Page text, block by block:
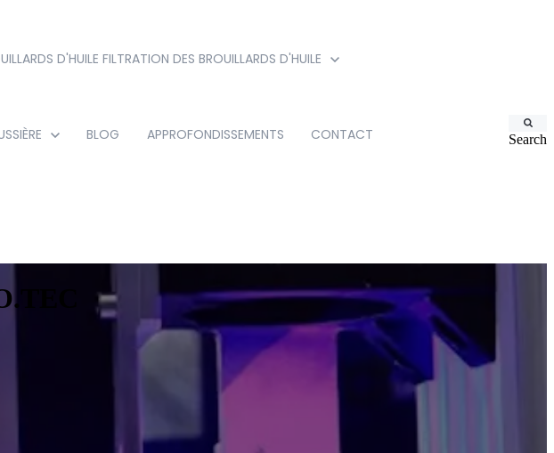
D'HUILE FILTRATION DES BROUILLARDS D'HUILE
BLOG APPROFONDISSEMENTS CONTACT Search